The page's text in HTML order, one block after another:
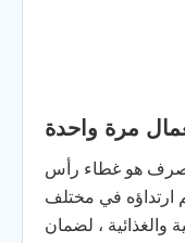
مرة واحدة
هو غطاء رأس
ارتداؤه في مختلف
والغذائية ، لضمان